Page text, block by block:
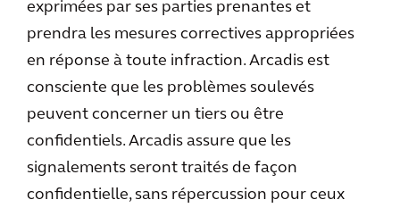
exprimées par ses parties prenantes et
prendra les mesures correctives appropriées
en réponse à toute infraction. Arcadis est
consciente que les problèmes soulevés
peuvent concerner un tiers ou être
confidentiels. Arcadis assure que les
signalements seront traités de façon
confidentielle, sans répercussion pour ceux